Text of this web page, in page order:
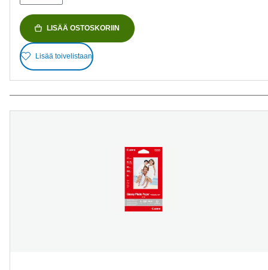
LISÄÄ OSTOSKORIIN
Lisää toivelistaan